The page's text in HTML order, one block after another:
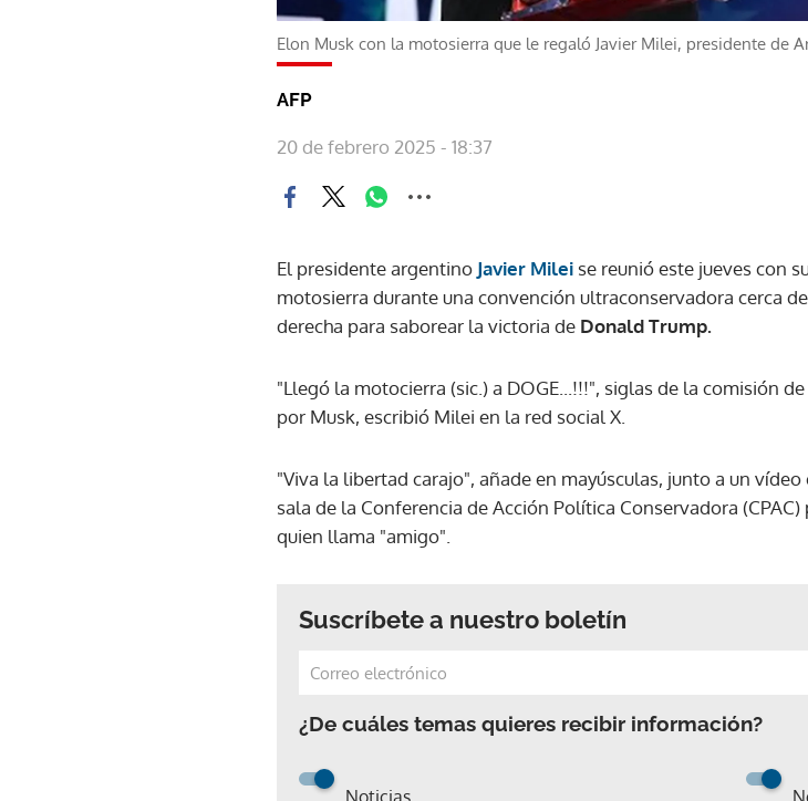
Elon Musk con la motosierra que le regaló Javier Milei, presidente de
AFP
20 de febrero 2025 - 18:37
El presidente argentino Javier Milei se reunió este jueves con
motosierra durante una convención ultraconservadora cerca
derecha para saborear la victoria de Donald Trump.
"Llegó la motocierra (sic.) a DOGE...!!!", siglas de la comisión
por Musk, escribió Milei en la red social X.
"Viva la libertad carajo", añade en mayúsculas, junto a un
sala de la Conferencia de Acción Política Conservadora
quien llama "amigo".
Suscríbete a nuestro boletín
¿De cuáles temas quieres recibir información?
Noticias